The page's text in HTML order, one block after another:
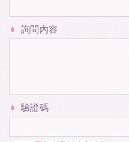
詢問內容
驗證碼